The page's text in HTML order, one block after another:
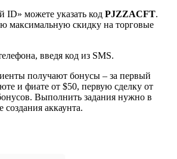
ID» можете указать код PJZZACFT.
максимальную скидку на торговые
введя код из SMS.
получают бонусы – за первый
и фиате от $50, первую сделку от
Выполнить задания нужно в
создания аккаунта.